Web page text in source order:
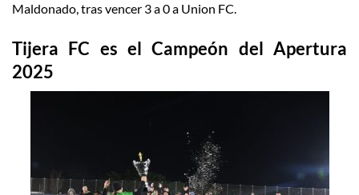
Maldonado, tras vencer 3 a 0 a Union FC.
Tijera FC es el Campeón del Apertura
2025